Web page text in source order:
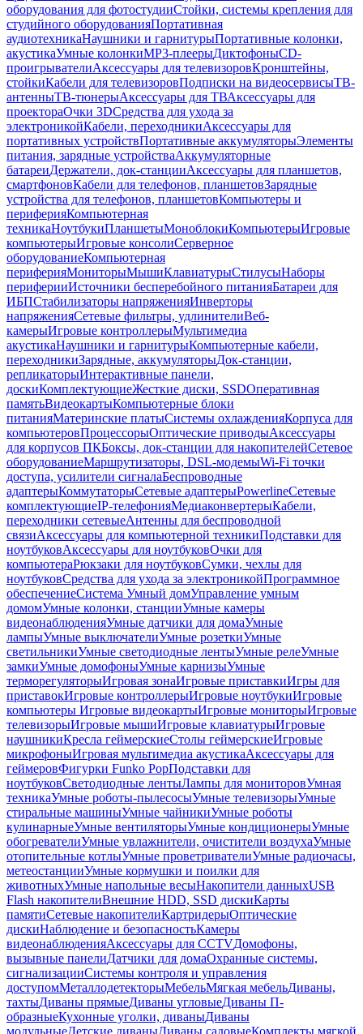
оборудования для фотостудииСтойки, системы крепления для
студийного оборудованияПортативная
аудиотехникаНаушники и гарнитурыПортативные колонки,
акустикаУмные колонкиMP3-плеерыДиктофоныCD-
проигрывателиАксессуары для телевизоровКронштейны,
стойкиКабели для телевизоровПодписки на видеосервисыТВ-
антенныТВ-тюнерыАксессуары для ТВАксессуары для
проектораОчки 3DСредства для ухода за
электроникойКабели, переходникиАксессуары для
портативных устройствПортативные аккумуляторыЭлементы
питания, зарядные устройстваАккумуляторные
батареиДержатели, док-станцииАксессуары для планшетов,
смартфоновКабели для телефонов, планшетовЗарядные
устройства для телефонов, планшетовКомпьютеры и
периферияКомпьютерная
техникаНоутбукиПланшетыМоноблокиКомпьютерыИгровые
компьютерыИгровые консолиСерверное
оборудованиеКомпьютерная
периферияМониторыМышиКлавиатурыСтилусыНаборы
периферииИсточники бесперебойного питанияБатареи для
ИБПСтабилизаторы напряженияИнверторы
напряженияСетевые фильтры, удлинителиВеб-
камерыИгровые контроллерыМультимедиа
акустикаНаушники и гарнитурыКомпьютерные кабели,
переходникиЗарядные, аккумуляторыДок-станции,
репликаторыИнтерактивные панели,
доскиКомплектующиеЖесткие диски, SSDОперативная
памятьВидеокартыКомпьютерные блоки
питанияМатеринские платыСистемы охлажденияКорпуса для
компьютеровПроцессорыОптические приводыАксессуары
для корпусов ПКБоксы, док-станции для накопителейСетевое
оборудованиеМаршрутизаторы, DSL-модемыWi-Fi точки
доступа, усилители сигналаБеспроводные
адаптерыКоммутаторыСетевые адаптерыPowerlineСетевые
комплектующиеIP-телефонияМедиаконвертерыКабели,
переходники сетевыеАнтенны для беспроводной
связиАксессуары для компьютерной техникиПодставки для
ноутбуковАксессуары для ноутбуковОчки для
компьютераРюкзаки для ноутбуковСумки, чехлы для
ноутбуковСредства для ухода за электроникойПрограммное
обеспечениеСистема Умный домУправление умным
домомУмные колонки, станцииУмные камеры
видеонаблюденияУмные датчики для домаУмные
лампыУмные выключателиУмные розеткиУмные
светильникиУмные светодиодные лентыУмные релеУмные
замкиУмные домофоныУмные карнизыУмные
терморегуляторыИгровая зонаИгровые приставкиИгры для
приставокИгровые контроллерыИгровые ноутбукиИгровые
компьютеры Игровые видеокартыИгровые мониторыИгровые
телевизорыИгровые мышиИгровые клавиатурыИгровые
наушникиКресла геймерскиеСтолы геймерскиеИгровые
микрофоныИгровая мультимедиа акустикаАксессуары для
геймеровФигурки Funko PopПодставки для
ноутбуковСветодиодные лентыЛампы для мониторовУмная
техникаУмные роботы-пылесосыУмные телевизорыУмные
стиральные машиныУмные чайникиУмные роботы
кулинарныеУмные вентиляторыУмные кондиционерыУмные
обогревателиУмные увлажнители, очистители воздухаУмные
отопительные котлыУмные проветривателиУмные радиочасы,
метеостанцииУмные кормушки и поилки для
животныхУмные напольные весыНакопители данныхUSB
Flash накопителиВнешние HDD, SSD дискиКарты
памятиСетевые накопителиКартридерыОптические
дискиНаблюдение и безопасностьКамеры
видеонаблюденияАксессуары для CCTVДомофоны,
вызывные панелиДатчики для домаОхранные системы,
сигнализацииСистемы контроля и управления
доступомМеталлодетекторыМебельМягкая мебельДиваны,
тахтыДиваны прямыеДиваны угловыеДиваны П-
образныеКухонные уголки, диваныДиваны
модульныеДетские диваныДиваны садовыеКомплекты мягкой